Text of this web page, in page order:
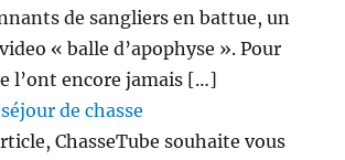
de sangliers en battue, un
« balle d’apophyse ». Pour
l’ont encore jamais […]
de chasse
ChasseTube souhaite vous